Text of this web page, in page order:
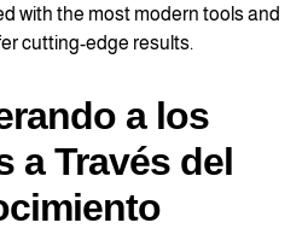
with the most modern tools and
cutting-edge results.
a los
a Través del